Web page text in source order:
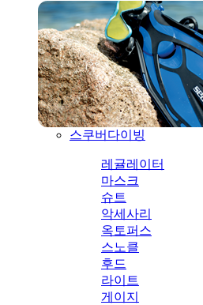
스쿠버다이빙
레귤레이터
마스크
슈트
악세사리
옥토퍼스
스노클
후드
라이트
게이지